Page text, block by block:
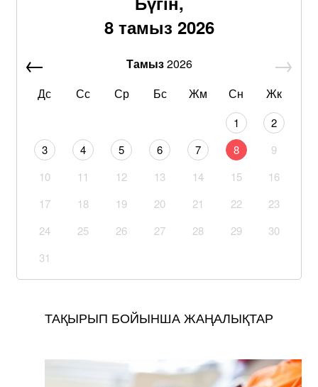
8 тамыз 2026
Тамыз2026
Дс
Сс Ср Бс Жм Сн Жк
1
2
3
4 5 6 7 8
9
10
11 12 13 14 15
16
17
18 19 20 21 22
23
24
25 26 27 28 29
30
31
ТАҚЫРЫП БОЙЫНША ЖАҢАЛЫҚТАР